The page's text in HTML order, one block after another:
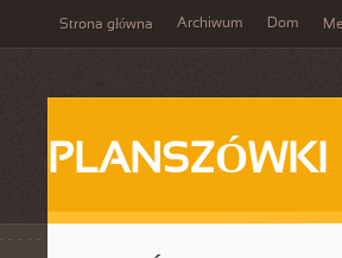
Strona główna Archiwum Dom
PLANSZÓWKI